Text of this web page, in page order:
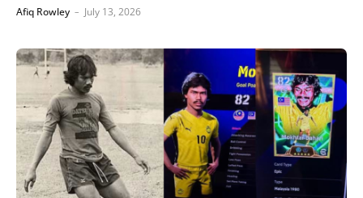
Afiq Rowley July 13, 2026